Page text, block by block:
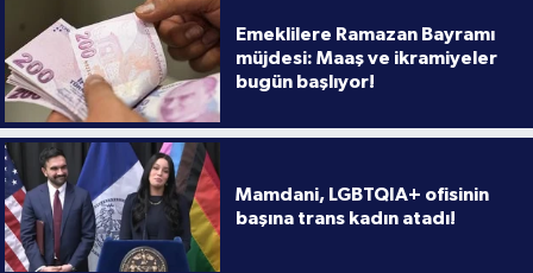
Emeklilere Ramazan Bayramı
müjdesi: Maaş ve ikramiyeler
bugün başlıyor!
Mamdani, LGBTQIA+ ofisinin
başına trans kadın atadı!